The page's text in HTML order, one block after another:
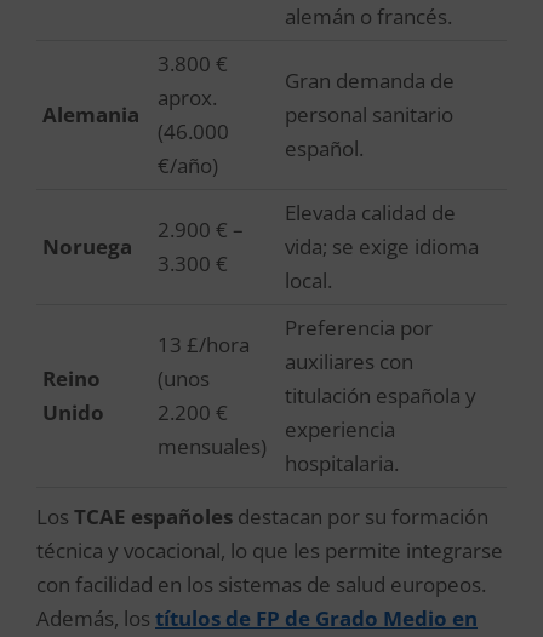
alemán o francés.
Alemania
3.800 €
aprox.
(46.000
€/año)
Gran demanda de
personal sanitario
español.
Noruega
2.900 € –
3.300 €
Elevada calidad de
vida; se exige idioma
local.
Reino
Unido
13 £/hora
(unos
2.200 €
mensuales)
Preferencia por
auxiliares con
titulación española y
experiencia
hospitalaria.
Los TCAE españoles destacan por su formación
técnica y vocacional, lo que les permite integrarse
con facilidad en los sistemas de salud europeos.
Además, los títulos de FP de Grado Medio en